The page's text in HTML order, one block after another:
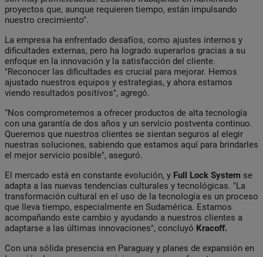
proyectos que, aunque requieren tiempo, están impulsando
nuestro crecimiento".
La empresa ha enfrentado desafíos, como ajustes internos y
dificultades externas, pero ha logrado superarlos gracias a su
enfoque en la innovación y la satisfacción del cliente.
"Reconocer las dificultades es crucial para mejorar. Hemos
ajustado nuestros equipos y estrategias, y ahora estamos
viendo resultados positivos", agregó.
“Nos comprometemos a ofrecer productos de alta tecnología
con una garantía de dos años y un servicio postventa continuo.
Queremos que nuestros clientes se sientan seguros al elegir
nuestras soluciones, sabiendo que estamos aquí para brindarles
el mejor servicio posible", aseguró.
El mercado está en constante evolución, y Full Lock System se
adapta a las nuevas tendencias culturales y tecnológicas. "La
transformación cultural en el uso de la tecnología es un proceso
que lleva tiempo, especialmente en Sudamérica. Estamos
acompañando este cambio y ayudando a nuestros clientes a
adaptarse a las últimas innovaciones", concluyó Kracoff.
Con una sólida presencia en Paraguay y planes de expansión en